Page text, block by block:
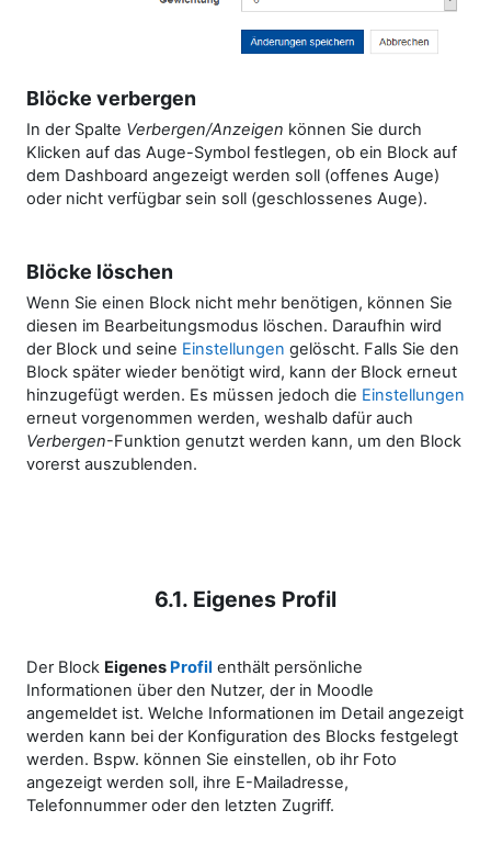
Blöcke verbergen
In der Spalte Verbergen/Anzeigen können Sie durch
Klicken auf das Auge-Symbol festlegen, ob ein Block auf
dem Dashboard angezeigt werden soll (offenes Auge)
oder nicht verfügbar sein soll (geschlossenes Auge).
Blöcke löschen
Wenn Sie einen Block nicht mehr benötigen, können Sie
diesen im Bearbeitungsmodus löschen. Daraufhin wird
der Block und seine Einstellungen gelöscht. Falls Sie den
Block später wieder benötigt wird, kann der Block erneut
hinzugefügt werden. Es müssen jedoch die Einstellungen
erneut vorgenommen werden, weshalb dafür auch
Verbergen-Funktion genutzt werden kann, um den Block
vorerst auszublenden.
6.1. Eigenes Profil
Der Block Eigenes Profil enthält persönliche
Informationen über den Nutzer, der in Moodle
angemeldet ist. Welche Informationen im Detail angezeigt
werden kann bei der Konfiguration des Blocks festgelegt
werden. Bspw. können Sie einstellen, ob ihr Foto
angezeigt werden soll, ihre E-Mailadresse,
Telefonnummer oder den letzten Zugriff.